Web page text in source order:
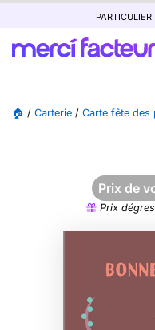
particulier
🏠 / Carterie / Carte fête des
Prix de
Prix